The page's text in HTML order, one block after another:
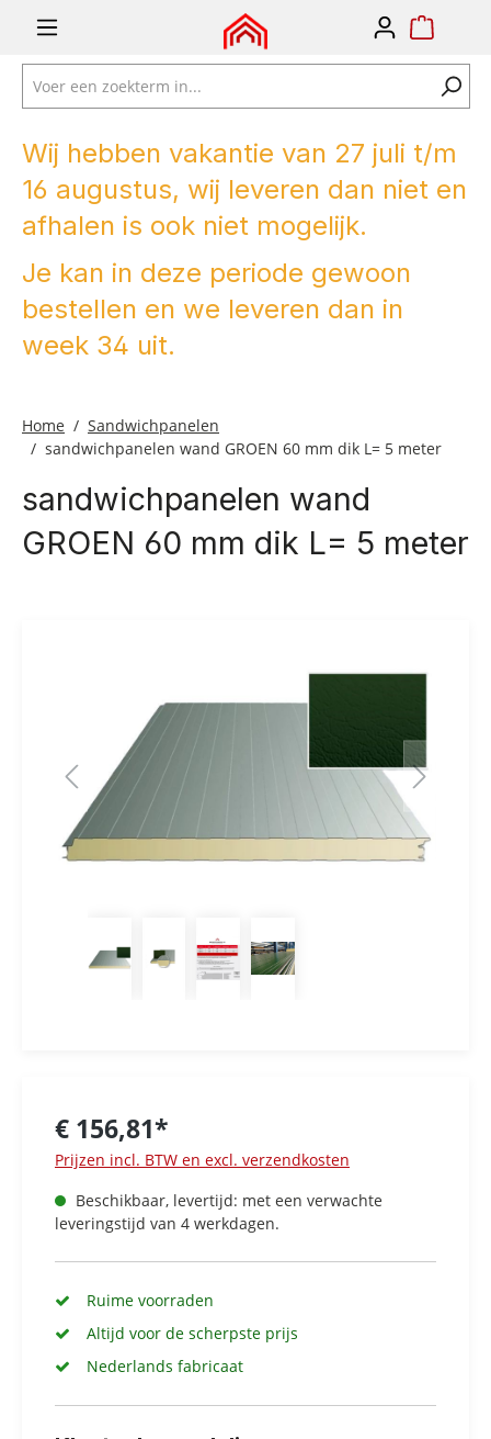
Ga naar de hoofdnavigatie
Wij hebben vakantie van 27 juli t/m
16 augustus, wij leveren dan niet en
afhalen is ook niet mogelijk.
Je kan in deze periode gewoon
bestellen en we leveren dan in
week 34 uit.
Home
Sandwichpanelen
sandwichpanelen wand GROEN 60 mm dik L= 5 meter
sandwichpanelen wand
GROEN 60 mm dik L= 5 meter
€ 156,81*
Prijzen incl. BTW en excl. verzendkosten
Beschikbaar, levertijd: met een verwachte
leveringstijd van 4 werkdagen.
Ruime voorraden
Altijd voor de scherpste prijs
Nederlands fabricaat